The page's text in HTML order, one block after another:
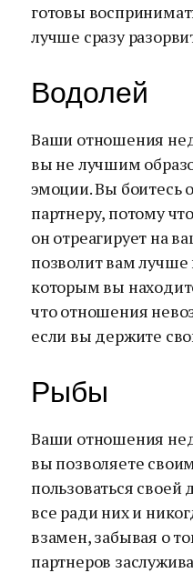
готовы
лучше сразу
Водолей
Ваши отношения
вы не лучшим
эмоции. Вы боитесь
партнеру, потому
он отреагирует на
позволит вам лучше
которым вы
что отношения
если вы держите
Рыбы
Ваши отношения
вы позволяете
пользоваться своей
все ради них и
взамен, забывая о
партнеров